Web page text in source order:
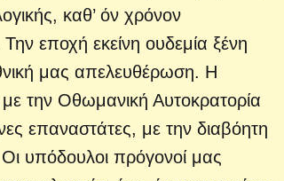
καθ’ όν χρόνον
εποχή εκείνη ουδεμία ξένη
μας απελευθέρωση. Η
την Οθωμανική Αυτοκρατορία
επαναστάτες, με την διαβόητη
υπόδουλοι πρόγονοί μας